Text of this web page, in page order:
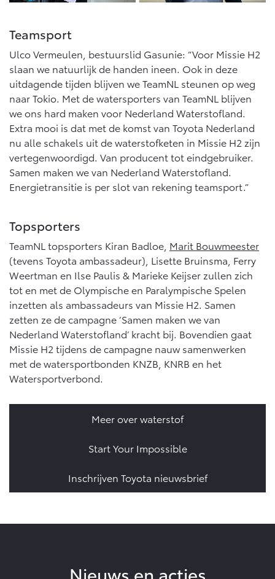
Proace (excl. BTW)
OOK ALS BATTERIJ-
ELEKTRISCH
Vanaf € 37.500,-
BATTERIJ-ELEKTRISCH
Vanaf € 55.950,-
Proace Max (excl. BTW)
OOK ALS BATTERIJ-
Vanaf € 46.301,-
Hilux (excl. BTW)
OOK ALS BATTERIJ-
Vanaf € 56.570,-
Land Cruiser (excl. BTW)
Teamsport
Ulco Vermeulen, bestuurslid Gasunie: “Voor Missie H2
slaan we natuurlijk de handen ineen. Ook in deze
uitdagende tijden blijven we TeamNL steunen op weg
naar Tokio. Met de watersporters van TeamNL blijven
we ons hard maken voor Nederland Waterstofland.
Extra mooi is dat met de komst van Toyota Nederland
nu alle schakels uit de waterstofketen in Missie H2 zijn
vertegenwoordigd. Van producent tot eindgebruiker.
Samen maken we van Nederland Waterstofland.
Energietransitie is per slot van rekening teamsport.”
Topsporters
TeamNL topsporters Kiran Badloe, Marit Bouwmeester
(tevens Toyota ambassadeur), Lisette Bruinsma, Ferry
Weertman en Ilse Paulis & Marieke Keijser zullen zich
tot en met de Olympische en Paralympische Spelen
inzetten als ambassadeurs van Missie H2. Samen
zetten ze de campagne ‘Samen maken we van
Nederland Waterstofland’ kracht bij. Bovendien gaat
Missie H2 tijdens de campagne nauw samenwerken
met de watersportbonden KNZB, KNRB en het
Watersportverbond.
Meer over waterstof
Start Your Impossible
Inschrijven Toyota nieuwsbrief
Nieuws en acties